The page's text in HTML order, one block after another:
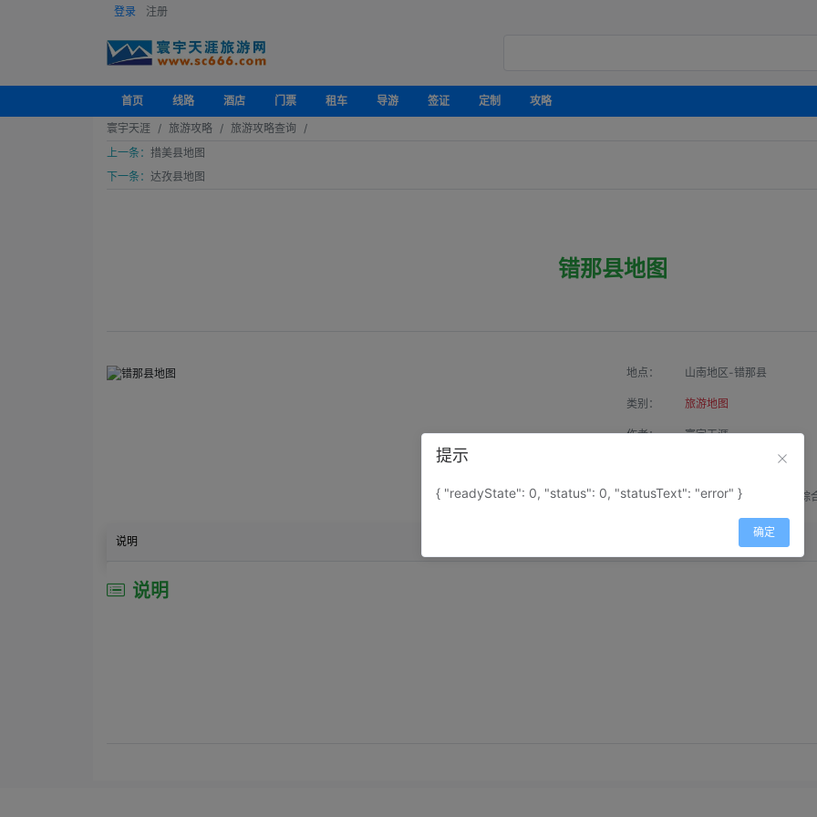
登录 注册
首页 线路 酒店 门票 租车 导游 签证 定制
攻略
寰宇天涯
旅游攻略
旅游攻略查询
上一条： 措美县地图
下一条： 达孜县地图
错那县地图
地点： 山南地区-错那县
类别： 旅游地图
作者： 寰宇天涯
属性： 地图属性： 地图类型-综
说明
说明
提示
{ "readyState": 0, "status": 0, "statusText": "error" }
确定